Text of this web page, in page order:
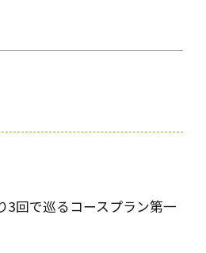
3回で巡るコースプラン第一